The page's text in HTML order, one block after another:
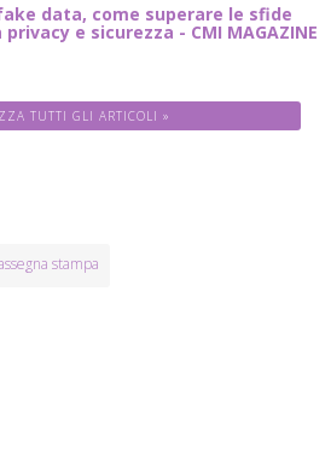
fake data, come superare le sfide
e sicurezza - CMI MAGAZINE
TUTTI GLI ARTICOLI »
stampa